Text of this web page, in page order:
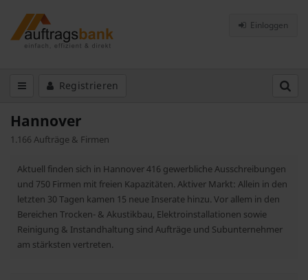
Einloggen
Registrieren
Hannover
1.166 Aufträge & Firmen
Aktuell finden sich in Hannover 416 gewerbliche Ausschreibungen
und 750 Firmen mit freien Kapazitäten. Aktiver Markt: Allein in den
letzten 30 Tagen kamen 15 neue Inserate hinzu. Vor allem in den
Bereichen Trocken- & Akustikbau, Elektroinstallationen sowie
Reinigung & Instandhaltung sind Aufträge und Subunternehmer
am stärksten vertreten.